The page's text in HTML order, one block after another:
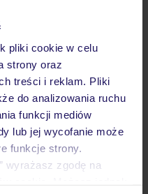
pliki cookie w celu
strony oraz
treści i reklam. Pliki
do analizowania ruchu
funkcji mediów
lub jej wycofanie może
funkcje strony.
wyrażasz zgodę na